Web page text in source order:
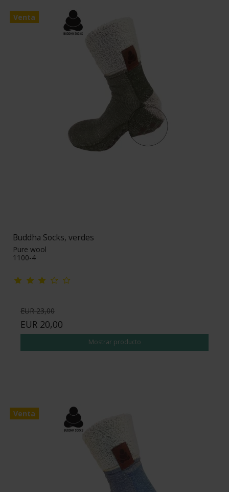
Venta
Buddha Socks, verdes
Pure wool
1100-4
EUR 23,00
EUR 20,00
Mostrar producto
Venta